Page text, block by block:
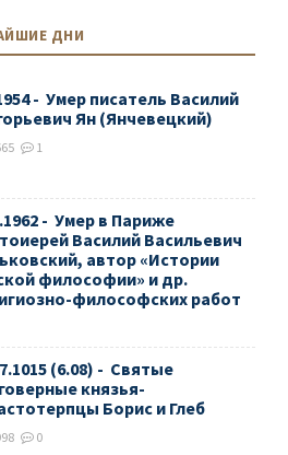
ДНИ
- Умер писатель Василий
Ян (Янчевецкий)
1
- Умер в Париже
Василий Васильевич
автор «Истории
философии» и др.
философских работ
(6.08) - Святые
князья-
Борис и Глеб
0